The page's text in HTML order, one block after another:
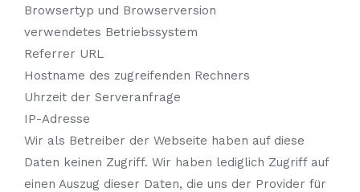
Browsertyp und Browserversion
verwendetes Betriebssystem
Referrer URL
Hostname des zugreifenden Rechners
Uhrzeit der Serveranfrage
IP-Adresse
Wir als Betreiber der Webseite haben auf diese
Daten keinen Zugriff. Wir haben lediglich Zugriff auf
einen Auszug dieser Daten, die uns der Provider für